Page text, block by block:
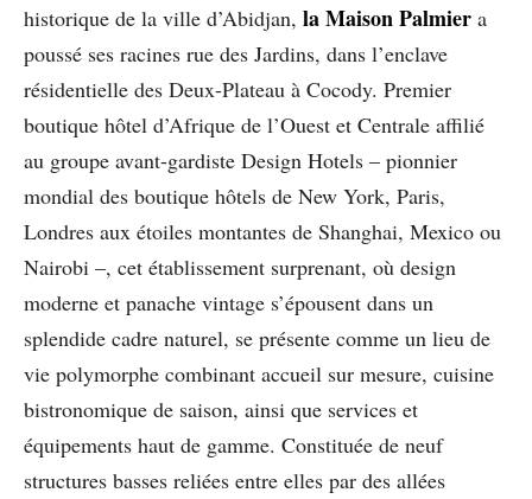
historique de la ville d’Abidjan, la Maison Palmier a
poussé ses racines rue des Jardins, dans l’enclave
résidentielle des Deux-Plateau à Cocody. Premier
boutique hôtel d’Afrique de l’Ouest et Centrale affilié
au groupe avant-gardiste Design Hotels – pionnier
mondial des boutique hôtels de New York, Paris,
Londres aux étoiles montantes de Shanghai, Mexico ou
Nairobi –, cet établissement surprenant, où design
moderne et panache vintage s’épousent dans un
splendide cadre naturel, se présente comme un lieu de
vie polymorphe combinant accueil sur mesure, cuisine
bistronomique de saison, ainsi que services et
équipements haut de gamme. Constituée de neuf
structures basses reliées entre elles par des allées